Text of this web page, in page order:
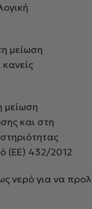
μείωση
μείωση
και στη
(ΕΕ) 432/2012
νερό για να